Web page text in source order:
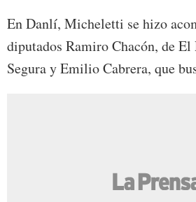
En Danlí, Micheletti se hizo
diputados Ramiro Chacón, de
Segura y Emilio Cabrera, que